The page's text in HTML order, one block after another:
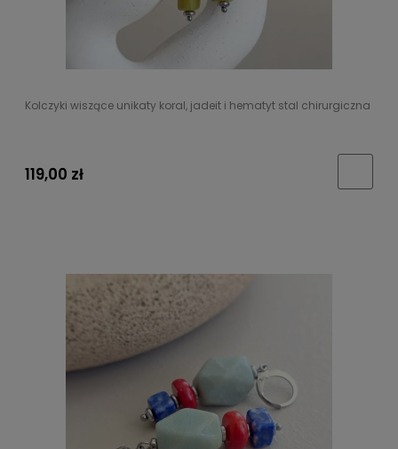
Kolczyki wiszące unikaty koral, jadeit i hematyt stal chirurgiczna
119,00 zł